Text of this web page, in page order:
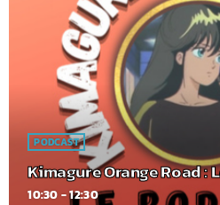
PODCAST
Kimagure Orange Road :
10:30 - 12:30